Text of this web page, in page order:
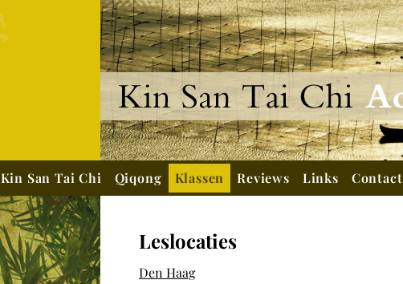
Kin San Tai Chi Qiqong Klassen Reviews Links Contact
Leslocaties
Den Haag